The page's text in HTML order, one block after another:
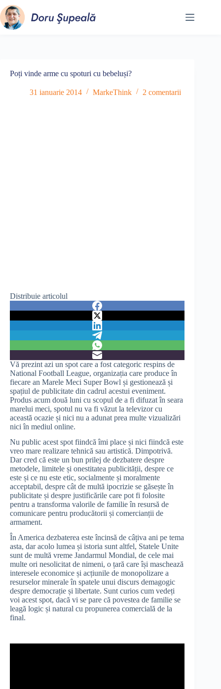
Sari
la
conținut
Poți vinde arme cu spoturi cu bebeluși?
31 ianuarie 2014 MarkeThink 2 comentarii
Distribuie articolul
Vă prezint azi un spot care a fost categoric respins de
National Football League, organizația care produce în
fiecare an Marele Meci Super Bowl și gestionează și
spațiul de publicitate din cadrul acestui eveniment.
Produs acum două luni cu scopul de a fi difuzat în seara
marelui meci, spotul nu va fi văzut la televizor cu
această ocazie și nici nu a adunat prea multe vizualizări
nici în mediul online.
Nu public acest spot fiindcă îmi place și nici fiindcă este
vreo mare realizare tehnică sau artistică. Dimpotrivă.
Dar cred că este un bun prilej de dezbatere despre
metodele, limitele și onestitatea publicității, despre ce
este și ce nu este etic, socialmente și moralmente
acceptabil, despre cât de multă ipocrizie se găsește în
publicitate și despre justificările care pot fi folosite
pentru a transforma valorile de familie în resursă de
comunicare pentru producătorii și comercianții de
armament.
În America dezbaterea este încinsă de câțiva ani pe tema
asta, dar acolo lumea și istoria sunt altfel, Statele Unite
sunt de multă vreme Jandarmul Mondial, de cele mai
multe ori nesolicitat de nimeni, o țară care își maschează
interesele economice și acțiunile de monopolizare a
resurselor minerale în spatele unui discurs demagogic
despre democrație și libertate. Sunt curios cum vedeți
voi acest spot, dacă vi se pare că povestea de familie se
leagă logic și natural cu propunerea comercială de la
final.